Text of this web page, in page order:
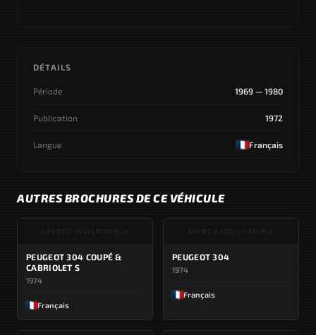
DÉTAILS
Période 1969 — 1980
Publication 1972
Langue Français
AUTRES BROCHURES DE CE VÉHICULE
APERÇU INDISPONIBLE
PEUGEOT 304 COUPÉ &
CABRIOLET S
1974
Français
APERÇU INDISPONIBLE
PEUGEOT 304
1974
Français